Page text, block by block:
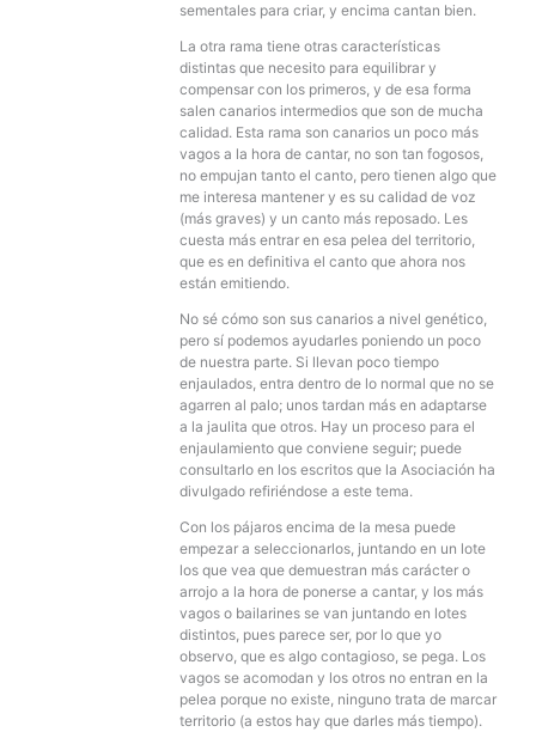
sementales para criar, y encima cantan bien.
La otra rama tiene otras características
distintas que necesito para equilibrar y
compensar con los primeros, y de esa forma
salen canarios intermedios que son de mucha
calidad. Esta rama son canarios un poco más
vagos a la hora de cantar, no son tan fogosos,
no empujan tanto el canto, pero tienen algo que
me interesa mantener y es su calidad de voz
(más graves) y un canto más reposado. Les
cuesta más entrar en esa pelea del territorio,
que es en definitiva el canto que ahora nos
están emitiendo.
No sé cómo son sus canarios a nivel genético,
pero sí podemos ayudarles poniendo un poco
de nuestra parte. Si llevan poco tiempo
enjaulados, entra dentro de lo normal que no se
agarren al palo; unos tardan más en adaptarse
a la jaulita que otros. Hay un proceso para el
enjaulamiento que conviene seguir; puede
consultarlo en los escritos que la Asociación ha
divulgado refiriéndose a este tema.
Con los pájaros encima de la mesa puede
empezar a seleccionarlos, juntando en un lote
los que vea que demuestran más carácter o
arrojo a la hora de ponerse a cantar, y los más
vagos o bailarines se van juntando en lotes
distintos, pues parece ser, por lo que yo
observo, que es algo contagioso, se pega. Los
vagos se acomodan y los otros no entran en la
pelea porque no existe, ninguno trata de marcar
territorio (a estos hay que darles más tiempo).